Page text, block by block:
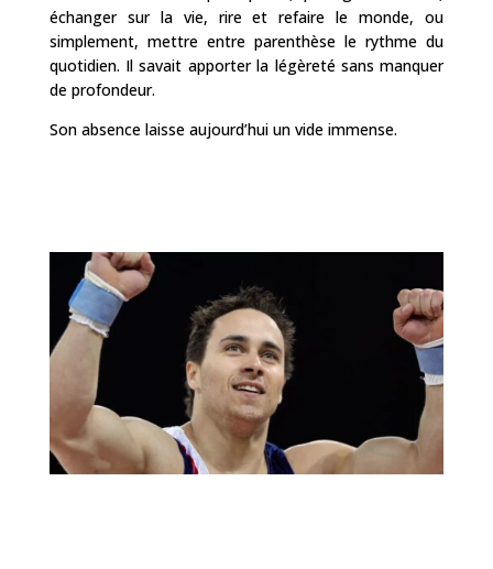
échanger sur la vie, rire et refaire le monde, ou
simplement, mettre entre parenthèse le rythme du
quotidien. Il savait apporter la légèreté sans manquer
de profondeur.
Son absence laisse aujourd’hui un vide immense.